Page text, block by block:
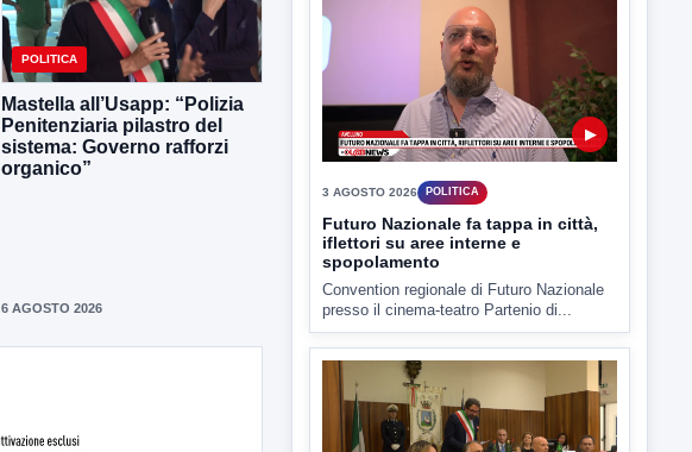
POLITICA
Mastella all’Usapp: “Polizia
Penitenziaria pilastro del
sistema: Governo rafforzi
organico”
6 AGOSTO 2026
Estate: Nargi e Festa peggiore degli
ultimi 10 anni. Cipriano: 90 eventi in
città
È scontro sulla bontà del “Ferragosto
avellinese” tra gli ex...
▶
Futuro Nazionale fa tappa in città,
iflettori su aree interne e
spopolamento
Convention regionale di Futuro Nazionale